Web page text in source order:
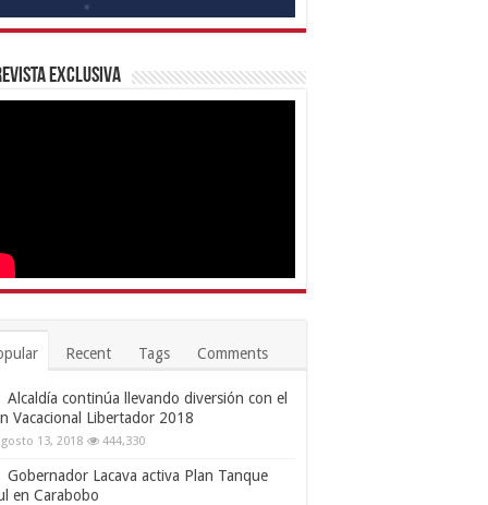
Exclusiva
Recent Tags Comments
Alcaldía continúa llevando diversión con el
Vacacional Libertador 2018
13, 2018 444,330
Gobernador Lacava activa Plan Tanque
en Carabobo